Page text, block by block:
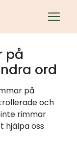
på
ord
på
och
rimmar
hjälpa oss